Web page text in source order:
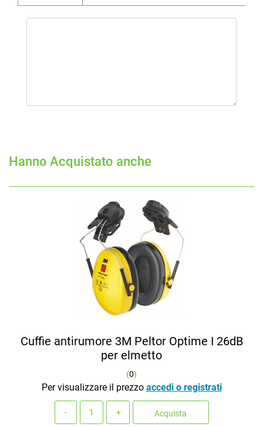
Hanno Acquistato anche
Cuffie antirumore 3M Peltor Optime I 26dB
per elmetto
(0)
Per visualizzare il prezzo accedi o registrati
Acquista